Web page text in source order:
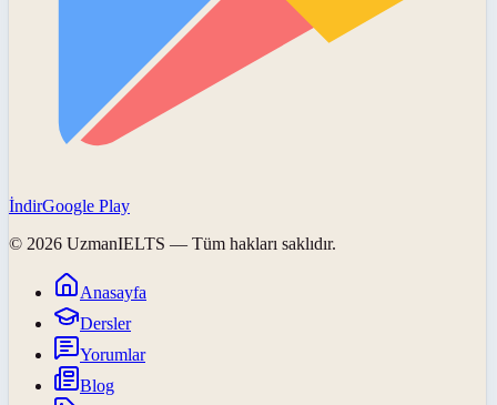
İndirGoogle Play
© 2026 UzmanIELTS — Tüm hakları saklıdır.
Anasayfa
Dersler
Yorumlar
Blog